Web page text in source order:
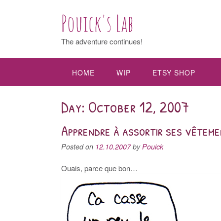
Pouick's Lab
The adventure continues!
HOME WIP ETSY SHOP
Day: October 12, 2007
Apprendre à assortir ses
Posted on 12.10.2007byPouick
Ouais, parce que bon…